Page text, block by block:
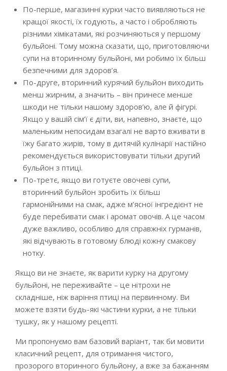
По-перше, магазинні курки часто виявляються не
кращої якості, їх годують, а часто і обробляють
різними хімікатами, які розчиняються у першому
бульйоні. Тому можна сказати, що, приготовляючи
супи на вторинному бульйоні, ми робимо їх більш
безпечними для здоров’я.
По-друге, вторинний курячий бульйон виходить
менш жирним, а значить – він принесе менше
шкоди не тільки нашому здоров’ю, але й фігурі.
Якщо у вашій сім’ї є діти, ви, напевно, знаєте, що
маленьким непосидам взагалі не варто вживати в
їжу багато жирів, тому в дитячій кулінарії настійно
рекомендується використовувати тільки другий
бульйон з птиці.
По-третє, якщо ви готуєте овочеві супи,
вторинний бульйон зробить їх більш
гармонійними на смак, адже м’ясної інгредієнт не
буде перебивати смак і аромат овочів. А це часом
дуже важливо, особливо для справжніх гурманів,
які відчувають в готовому блюді кожну смакову
нотку.
Якщо ви не знаєте, як варити курку на другому
бульйоні, не переживайте – це нітрохи не
складніше, ніж варіння птиці на первинному. Ви
можете взяти будь-які частини курки, а не тільки
тушку, як у нашому рецепті.
Ми пропонуємо вам базовий варіант, так би мовити
класичний рецепт, для отримання чистого,
прозорого вторинного бульйону, а вже за бажанням